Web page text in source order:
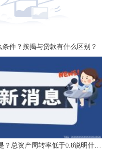
条件？按揭与贷款有什么区别？
总资产周转率是？总资产周转率低于0.8说明什么？